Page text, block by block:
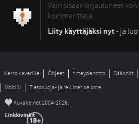
Vain sisäänkirjautuneet
kommentteja.
Liity käyttäjäksi nyt- ja
Kerro kaverille Ohjeet Yhteydenotto Säännöt
Mobiili
Tietosuoja- ja rekisteriseloste
© Kuvake.net 2004-2026.
Linkkivinkit